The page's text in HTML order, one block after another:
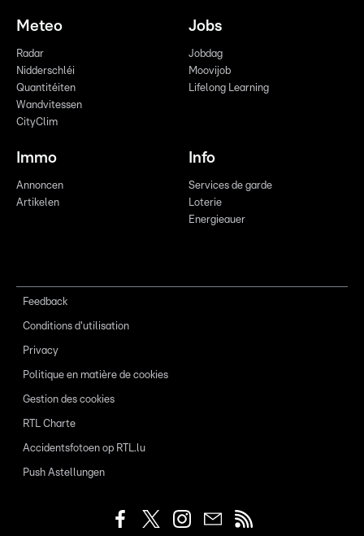
Meteo
Radar
Nidderschléi
Quantitéiten
Wandvitessen
CityClim
Jobs
Jobdag
Moovijob
Lifelong Learning
Immo
Annoncen
Artikelen
Info
Services de garde
Loterie
Energieauer
Feedback
Conditions d'utilisation
Privacy
Politique en matière de cookies
Gestion des cookies
RTL Charte
Accidentsfotoen op RTL.lu
Push Astellungen